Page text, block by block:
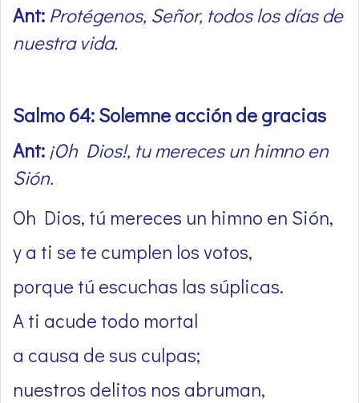
Ant: Protégenos, Señor, todos los días de
nuestra vida.
Salmo 64: Solemne acción de gracias
Ant: ¡Oh Dios!, tu mereces un himno en
Sión.
Oh Dios, tú mereces un himno en Sión,
y a ti se te cumplen los votos,
porque tú escuchas las súplicas.
A ti acude todo mortal
a causa de sus culpas;
nuestros delitos nos abruman,